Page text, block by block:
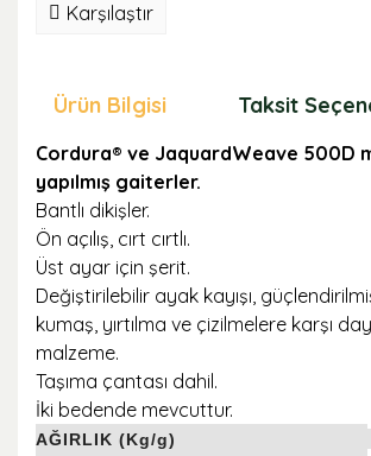
Karşılaştır
Ürün Bilgisi Taksit
Cordura® ve JaquardWeave 500D
yapılmış gaiterler.
Bantlı dikişler.
Ön açılış, cırt cırtlı.
Üst ayar için şerit.
Değiştirilebilir ayak kayışı,
kumaş, yırtılma ve çizilmelere karşı
malzeme.
Taşıma çantası dahil.
İki bedende mevcuttur.
AĞIRLIK (Kg/g)